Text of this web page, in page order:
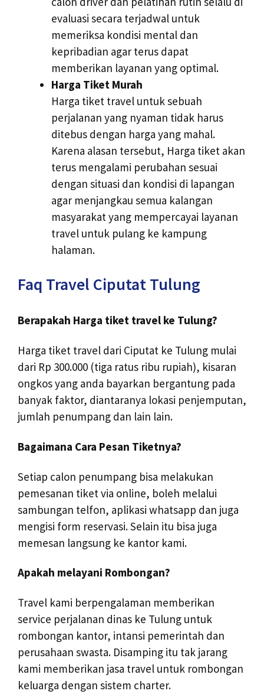
evaluasi secara terjadwal untuk
memeriksa kondisi mental dan
kepribadian agar terus dapat
memberikan layanan yang optimal.
Harga Tiket Murah
Harga tiket travel untuk sebuah
perjalanan yang nyaman tidak harus
ditebus dengan harga yang mahal.
Karena alasan tersebut, Harga tiket akan
terus mengalami perubahan sesuai
dengan situasi dan kondisi di lapangan
agar menjangkau semua kalangan
masyarakat yang mempercayai layanan
travel untuk pulang ke kampung
halaman.
Faq Travel Ciputat Tulung
Berapakah Harga tiket travel ke Tulung?
Harga tiket travel dari Ciputat ke Tulung mulai
dari Rp 300.000 (tiga ratus ribu rupiah), kisaran
ongkos yang anda bayarkan bergantung pada
banyak faktor, diantaranya lokasi penjemputan,
jumlah penumpang dan lain lain.
Bagaimana Cara Pesan Tiketnya?
Setiap calon penumpang bisa melakukan
pemesanan tiket via online, boleh melalui
sambungan telfon, aplikasi whatsapp dan juga
mengisi form reservasi. Selain itu bisa juga
memesan langsung ke kantor kami.
Apakah melayani Rombongan?
Travel kami berpengalaman memberikan
service perjalanan dinas ke Tulung untuk
rombongan kantor, intansi pemerintah dan
perusahaan swasta. Disamping itu tak jarang
kami memberikan jasa travel untuk rombongan
keluarga dengan sistem charter.